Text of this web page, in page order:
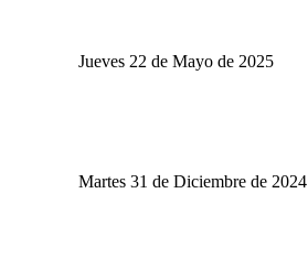
Jueves 22 de Mayo de 2025
Martes 31 de Diciembre de 2024